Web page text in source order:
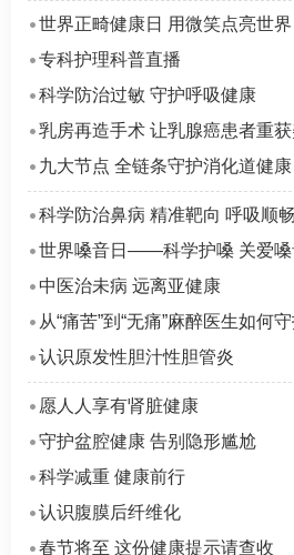
世界正畸健康日 用微笑点亮世界
专科护理科普直播
科学防治过敏 守护呼吸健康
乳房再造手术 让乳腺癌患者重
九大节点 全链条守护消化道健康
科学防治鼻病 精准靶向 呼吸顺畅
世界嗓音日——科学护嗓 关爱嗓
中医治未病 远离亚健康
从“痛苦”到“无痛”麻醉医生如何
认识原发性胆汁性胆管炎
愿人人享有肾脏健康
守护盆腔健康 告别隐形尴尬
科学减重 健康前行
认识腹膜后纤维化
春节将至 这份健康提示请查收